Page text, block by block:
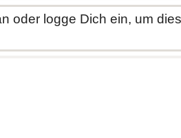
oder logge Dich ein, um